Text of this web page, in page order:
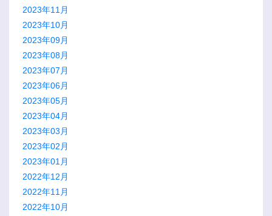
2023年11月
2023年10月
2023年09月
2023年08月
2023年07月
2023年06月
2023年05月
2023年04月
2023年03月
2023年02月
2023年01月
2022年12月
2022年11月
2022年10月